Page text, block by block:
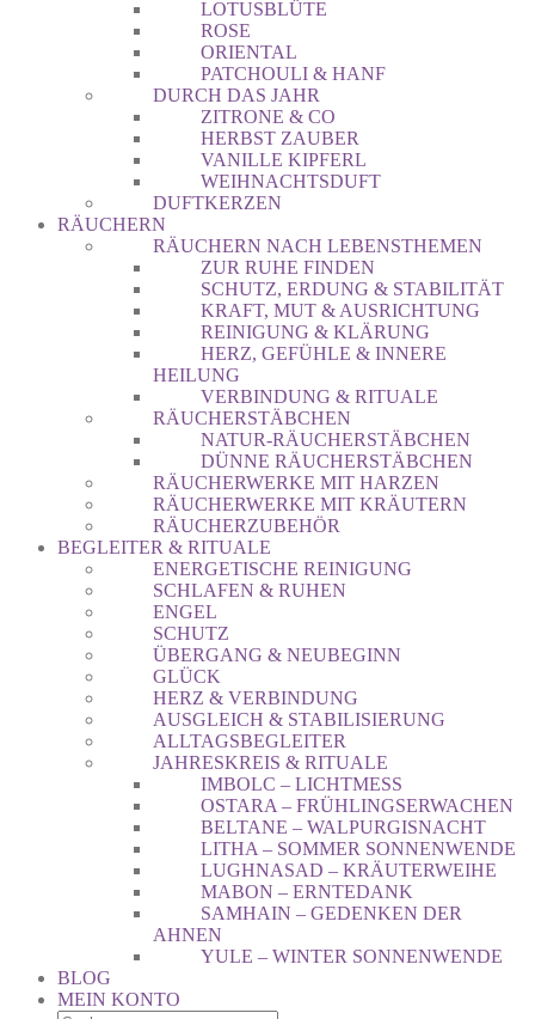
LOTUSBLÜTE
ROSE
ORIENTAL
PATCHOULI & HANF
DURCH DAS JAHR
ZITRONE & CO
HERBST ZAUBER
VANILLE KIPFERL
WEIHNACHTSDUFT
DUFTKERZEN
RÄUCHERN
RÄUCHERN NACH LEBENSTHEMEN
ZUR RUHE FINDEN
SCHUTZ, ERDUNG & STABILITÄT
KRAFT, MUT & AUSRICHTUNG
REINIGUNG & KLÄRUNG
HERZ, GEFÜHLE & INNERE
HEILUNG
VERBINDUNG & RITUALE
RÄUCHERSTÄBCHEN
NATUR-RÄUCHERSTÄBCHEN
DÜNNE RÄUCHERSTÄBCHEN
RÄUCHERWERKE MIT HARZEN
RÄUCHERWERKE MIT KRÄUTERN
RÄUCHERZUBEHÖR
BEGLEITER & RITUALE
ENERGETISCHE REINIGUNG
SCHLAFEN & RUHEN
ENGEL
SCHUTZ
ÜBERGANG & NEUBEGINN
GLÜCK
HERZ & VERBINDUNG
AUSGLEICH & STABILISIERUNG
ALLTAGSBEGLEITER
JAHRESKREIS & RITUALE
IMBOLC – LICHTMESS
OSTARA – FRÜHLINGSERWACHEN
BELTANE – WALPURGISNACHT
LITHA – SOMMER SONNENWENDE
LUGHNASAD – KRÄUTERWEIHE
MABON – ERNTEDANK
SAMHAIN – GEDENKEN DER
AHNEN
YULE – WINTER SONNENWENDE
BLOG
MEIN KONTO